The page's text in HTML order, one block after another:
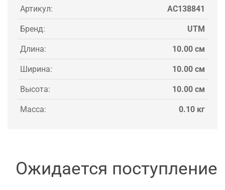
Артикул: AC138841
Бренд: UTM
Длина: 10.00 см
Ширина: 10.00 см
Высота: 10.00 см
Масса: 0.10 кг
Ожидается поступление